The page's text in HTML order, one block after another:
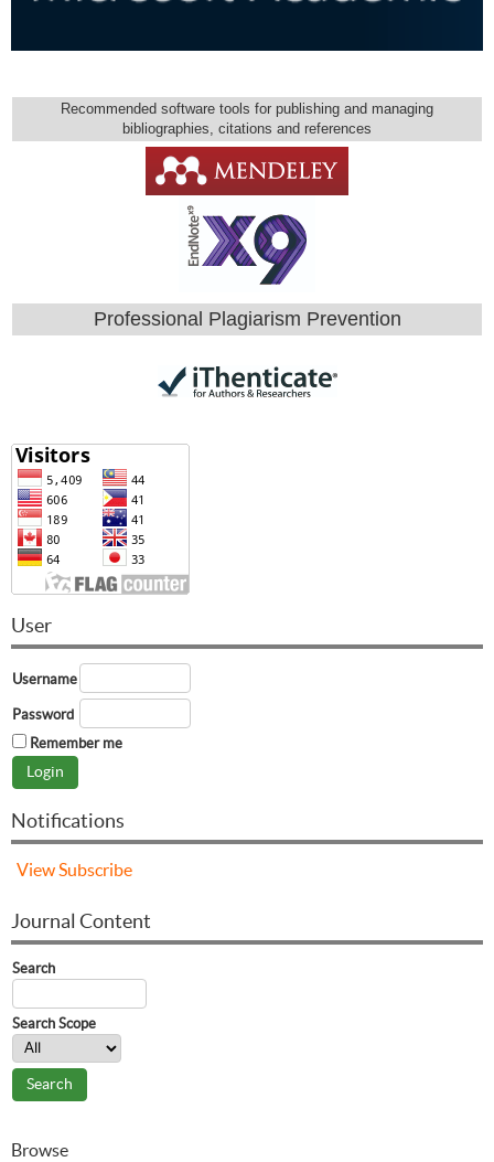
Recommended software tools for publishing and managing
bibliographies, citations and references
Professional Plagiarism Prevention
User
Username
Password
Remember me
Notifications
ViewSubscribe
Journal Content
Search
Search Scope
Browse